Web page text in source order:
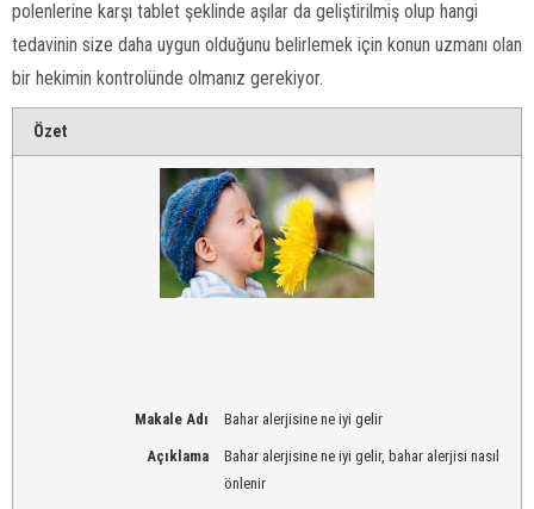
polenlerine karşı tablet şeklinde aşılar da geliştirilmiş olup hangi
tedavinin size daha uygun olduğunu belirlemek için konun uzmanı olan
bir hekimin kontrolünde olmanız gerekiyor.
Özet
Makale Adı Bahar alerjisine ne iyi gelir
Açıklama
Bahar alerjisine ne iyi gelir, bahar alerjisi nasıl
önlenir